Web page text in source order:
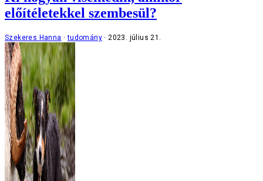
előítéletekkel szembesül?
Szekeres Hanna tudomány 2023. július 21.